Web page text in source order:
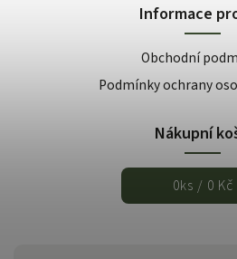
Informace
Obchodní
Podmínky ochrany
Nákupní
0ks / 0 Kč